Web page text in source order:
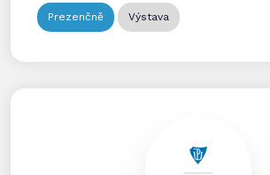
Prezenčně Výstava